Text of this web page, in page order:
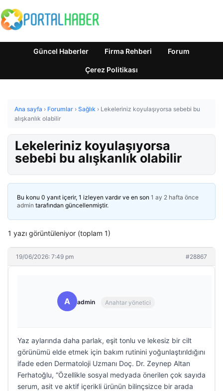
Güncel Haberler Firma Rehberi Forum
Çerez Politikası
Ana sayfa › Forumlar › Sağlık › Lekeleriniz koyulaşıyorsa sebebi bu
alışkanlık olabilir
Lekeleriniz koyulaşıyorsa
sebebi bu alışkanlık olabilir
Bu konu 0 yanıt içerir, 1 izleyen vardır ve en son 1 ay 2 hafta önce
admin tarafından güncellenmiştir.
1 yazı görüntüleniyor (toplam 1)
19/06/2026: 7:49 pm #28867
A admin Anahtar yönetici
Yaz aylarında daha parlak, eşit tonlu ve lekesiz bir cilt
görünümü elde etmek için bakım rutinini yoğunlaştırıldığını
ifade eden Dermatoloji Uzmanı Doç. Dr. Zeynep Altan
Ferhatoğlu, “Özellikle sosyal medyada önerilen çok sayıda
serum, asit ve aktif içerikli ürünün bilinçsizce bir arada